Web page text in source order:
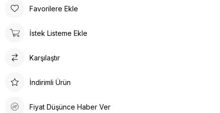
tasarlanmıştır. Gün boyu rahat adımlar atmanızı sağlar. Suni deri
nefes almasına olanak tanırken yumuşak bir dokunuş sağlar.
vaat eder.
Favorilere Ekle
İstek Listeme Ekle
Karşılaştır
İndirimli Ürün
Fiyat Düşünce Haber Ver